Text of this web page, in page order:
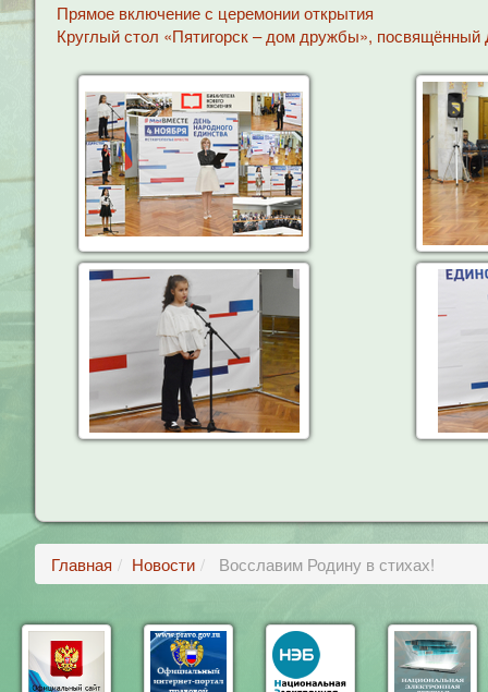
Прямое включение с церемонии открытия
Круглый стол «Пятигорск– дом дружбы», посвящённый
Главная Новости Восславим Родину в стихах!